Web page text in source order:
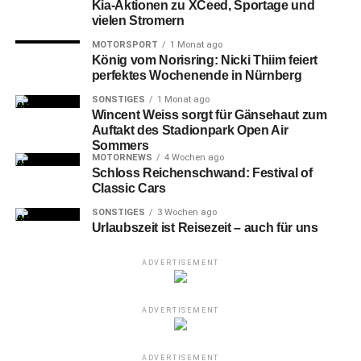
Bochums #5 Dominic Jevon Green (rechts) und Nürnbergs #3 A.J.
zeigte eine offensiv sehr variable und
Gästen aus dem Ruhrpott immer wieder zu viele
„Coast to Coast“ ging und den 30:21-Zwischenstand
markierte. Im zweiten Viertel lief es defensiv besser und
Kia-Aktionen zu XCeed, Sportage und
vielen Stromern
MOTORSPORT 1 Monat ago
König vom Norisring: Nicki Thiim feiert
perfektes Wochenende in Nürnberg
SONSTIGES 1 Monat ago
Wincent Weiss sorgt für Gänsehaut zum
Auftakt des Stadionpark Open Air
Sommers
MOTORNEWS 4 Wochen ago
Schloss Reichenschwand: Festival of
Classic Cars
SONSTIGES 3 Wochen ago
Urlaubszeit ist Reisezeit – auch für uns
ADVERTISEMENT
ADVERTISEMENT
ADVERTISEMENT